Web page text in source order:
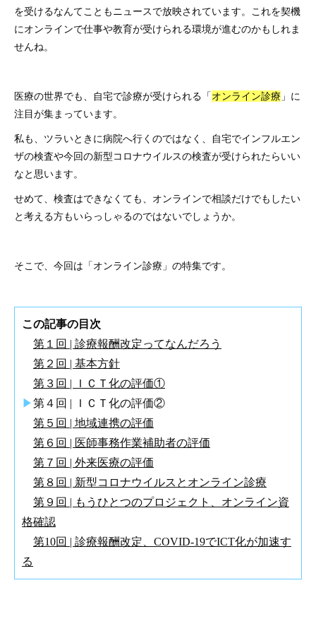
を受けるなんてこともニュースで放映されています。これを契機
にオンラインで仕事や教育が受けられる環境が進むのかもしれま
せんね。
医療の世界でも、自宅で診療が受けられる「オンライン診療 」に
注目が集まっています。
私も、ツラいときに病院へ行くのではなく、自宅でインフルエン
ザの検査や今回の新型コロナウイルスの検査が受けられたらいい
なと思います。
せめて、検査はできなくても、オンラインで相談だけでもしたい
と考える方もいらっしゃるのではないでしょうか。
そこで、今回は「オンライン診療」の特集です。
この記事の目次
第１回 | 診療報酬改定ってなんだろう
第２回 | 基本方針
第３回 | ＩＣＴ化の評価①
▶第４回 | ＩＣＴ化の評価②
第５回 | 地域連携の評価
第６回 | 医師事務作業補助者の評価
第７回 | 外来医療の評価
第８回 | 新型コロナウイルスとオンライン診療
第９回 | もうひとつのプロジェクト、オンライン資
格確認
第10回 | 診療報酬改定、COVID-19でICT化が加速す
る